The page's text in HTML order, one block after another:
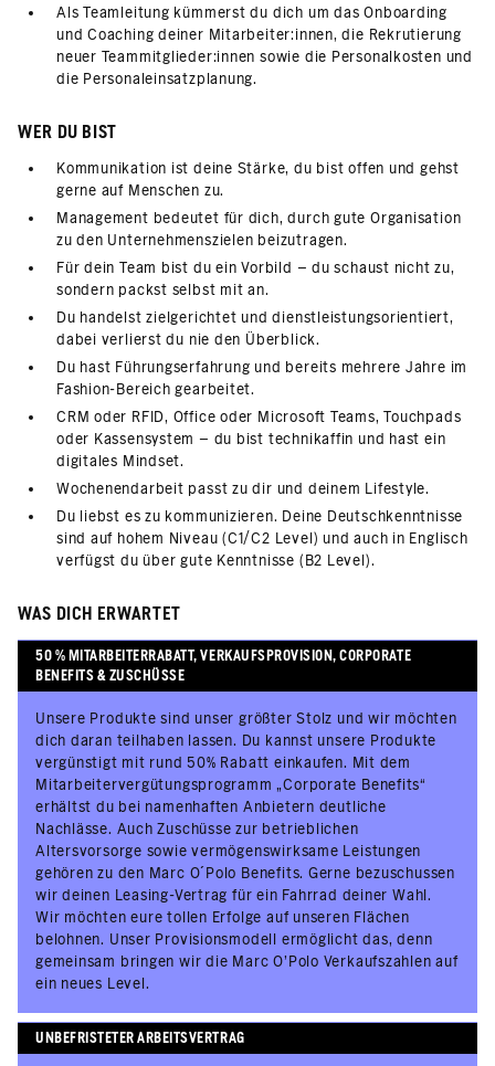
Als Teamleitung kümmerst du dich um das Onboarding
und Coaching deiner Mitarbeiter:innen, die Rekrutierung
neuer Teammitglieder:innen sowie die Personalkosten und
die Personaleinsatzplanung.
WER DU BIST
Kommunikation ist deine Stärke, du bist offen und gehst
gerne auf Menschen zu.
Management bedeutet für dich, durch gute Organisation
zu den Unternehmenszielen beizutragen.
Für dein Team bist du ein Vorbild – du schaust nicht zu,
sondern packst selbst mit an.
Du handelst zielgerichtet und dienstleistungsorientiert,
dabei verlierst du nie den Überblick.
Du hast Führungserfahrung und bereits mehrere Jahre im
Fashion-Bereich gearbeitet.
CRM oder RFID, Office oder Microsoft Teams, Touchpads
oder Kassensystem – du bist technikaffin und hast ein
digitales Mindset.
Wochenendarbeit passt zu dir und deinem Lifestyle.
Du liebst es zu kommunizieren. Deine Deutschkenntnisse
sind auf hohem Niveau (C1/C2 Level) und auch in Englisch
verfügst du über gute Kenntnisse (B2 Level).
WAS DICH ERWARTET
50 % MITARBEITERRABATT, VERKAUFSPROVISION, CORPORATE
BENEFITS & ZUSCHÜSSE
Unsere Produkte sind unser größter Stolz und wir möchten
dich daran teilhaben lassen. Du kannst unsere Produkte
vergünstigt mit rund 50% Rabatt einkaufen. Mit dem
Mitarbeitervergütungsprogramm „Corporate Benefits“
erhältst du bei namenhaften Anbietern deutliche
Nachlässe. Auch Zuschüsse zur betrieblichen
Altersvorsorge sowie vermögenswirksame Leistungen
gehören zu den Marc O´Polo Benefits. Gerne bezuschussen
wir deinen Leasing-Vertrag für ein Fahrrad deiner Wahl.
Wir möchten eure tollen Erfolge auf unseren Flächen
belohnen. Unser Provisionsmodell ermöglicht das, denn
gemeinsam bringen wir die Marc O’Polo Verkaufszahlen auf
ein neues Level.
UNBEFRISTETER ARBEITSVERTRAG